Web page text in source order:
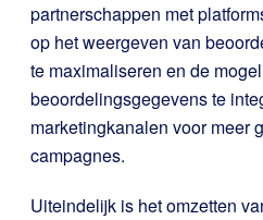
partnerschappen met
op het weergeven van
te maximaliseren en de
beoordelingsgegevens te
marketingkanalen voor meer
campagnes.
Uiteindelijk is het omzetten